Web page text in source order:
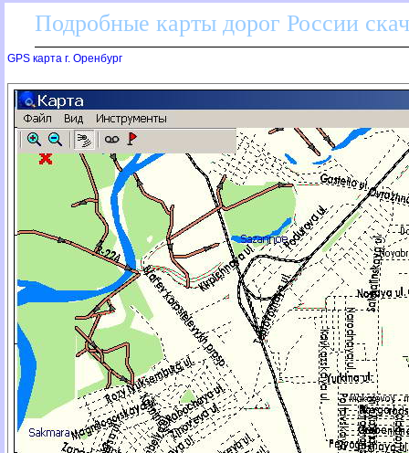
Подробные карты дорог России
GPS карта г. Оренбур